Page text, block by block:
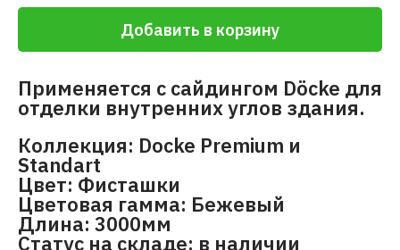
Добавить в корзину
Применяется с сайдингом Döcke для
отделки внутренних углов здания.
Коллекция: Docke Premium и
Standart
Цвет: Фисташки
Цветовая гамма: Бежевый
Длина: 3000мм
Статус на складе: в наличии